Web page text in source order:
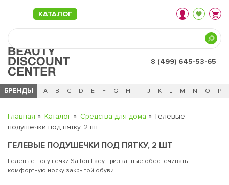
КАТАЛОГ
8 (499) 645-53-65
БРЕНДЫ
Ч 0 - 9 A B C D E F G H I J K L M N O P
Главная Каталог Средства для дома
Гелевые
подушечки под пятку, 2 шт
ГЕЛЕВЫЕ ПОДУШЕЧКИ ПОД ПЯТКУ, 2 ШТ
Гелевые подушечки Salton Lady призванные обеспечивать
комфортную носку закрытой обуви